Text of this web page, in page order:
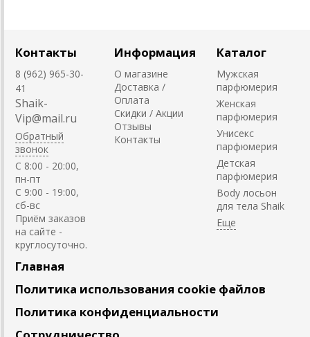
Контакты
8 (962) 965-30-
41
Shaik-
Vip@mail.ru
Обратный
звонок
C 8:00 - 20:00,
пн-пт
С 9:00 - 19:00,
сб-вс
Приём заказов
на сайте -
круглосуточно.
Информация
О магазине
Доставка /
Оплата
Скидки / Акции
Отзывы
Контакты
Каталог
Мужская
парфюмерия
Женская
парфюмерия
Унисекс
парфюмерия
Детская
парфюмерия
Body лосьон
для тела Shaik
Главная
Политика использования cookie файлов
Политика конфиденциальности